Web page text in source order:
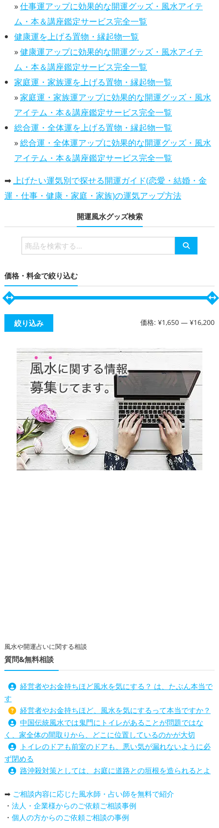
»仕事運アップに効果的な開運グッズ・風水アイテ
ム・本＆講座鑑定サービス完全一覧
健康運を上げる置物・縁起物一覧
»健康運アップに効果的な開運グッズ・風水アイテ
ム・本＆講座鑑定サービス完全一覧
家庭運・家族運を上げる置物・縁起物一覧
» 家庭運・家族運アップに効果的な開運グッズ・風水
アイテム・本＆講座鑑定サービス完全一覧
総合運・全体運を上げる置物・縁起物一覧
»総合運・全体運アップに効果的な開運グッズ・風水
アイテム・本＆講座鑑定サービス完全一覧
➡上げたい運気別で探せる開運ガイド(恋愛・結婚・金
運・仕事・健康・家庭・家族)の運気アップ方法
開運風水グッズ検索
検
索
象:
価格・料金で絞り込む
絞り込み 価格:¥1,650 —¥16,200
風水や開運占いに関する相談
質問&無料相談
経営者やお金持ちほど風水を気にする？ は、たぶん本当で
す
経営者やお金持ちほど、風水を気にするって本当ですか？
中国伝統風水では鬼門にトイレがあることが問題ではな
く、家全体の間取りから、どこに位置しているのかが大切
トイレのドアも前室のドアも、悪い気が漏れないように必
ず閉める
路沖殺対策としては、お庭に道路との垣根を造られるとよ
庭を広げると路沖殺（ろちゅうさつ）は防げますか？
トイレ前室のドアの開け閉めについて
増築して家相の中心軸が変わると、鬼門の方角にあるトイ
➡ ご相談内容に応じた風水師・占い師を無料で紹介
・ 法人・企業様からのご依頼ご相談事例
・ 個人の方からのご依頼ご相談の事例